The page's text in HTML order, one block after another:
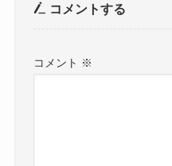
コメントする
コメント ※